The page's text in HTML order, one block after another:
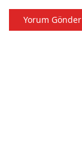
Yorum Gönder